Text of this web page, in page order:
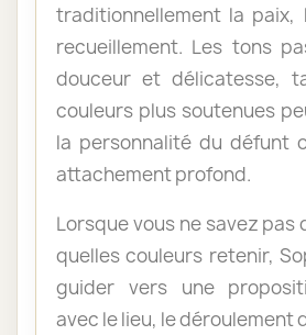
traditionnellement la
recueillement. Les tons
douceur et délicatesse,
couleurs plus soutenues
la personnalité du défunt
attachement profond.
Lorsque vous ne savez pas
quelles couleurs retenir,
guider vers une
avec le lieu, le déroulement